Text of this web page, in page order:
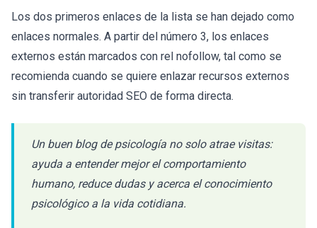
Los dos primeros enlaces de la lista se han dejado como
enlaces normales. A partir del número 3, los enlaces
externos están marcados con rel nofollow, tal como se
recomienda cuando se quiere enlazar recursos externos
sin transferir autoridad SEO de forma directa.
Un buen blog de psicología no solo atrae visitas:
ayuda a entender mejor el comportamiento
humano, reduce dudas y acerca el conocimiento
psicológico a la vida cotidiana.